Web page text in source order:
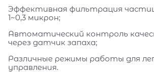
Эффективная фильтрация
1~0,3 микрон;
Автоматический контроль
через датчик запаха;
Различные режимы работы для
управления.